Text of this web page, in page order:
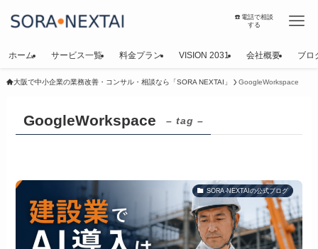
☎️電話で相談
する
ホーム サービス一覧 料金プラン VISION 2031 会社概要 ブロ
大阪で中小企業の業務改善・コンサル・相談なら「SORA NEXTAI」 GoogleWorkspace
GoogleWorkspace – tag –
SORA-NEXTAIの公式ブログ